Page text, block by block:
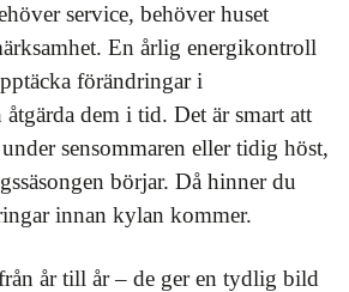
service, behöver huset
En årlig energikontroll
förändringar i
dem i tid. Det är smart att
sensommaren eller tidig höst,
börjar. Då hinner du
innan kylan kommer.
år till år – de ger en tydlig bild